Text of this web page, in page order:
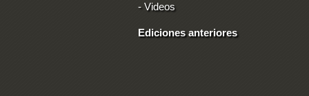
-Videos
Ediciones anteriores